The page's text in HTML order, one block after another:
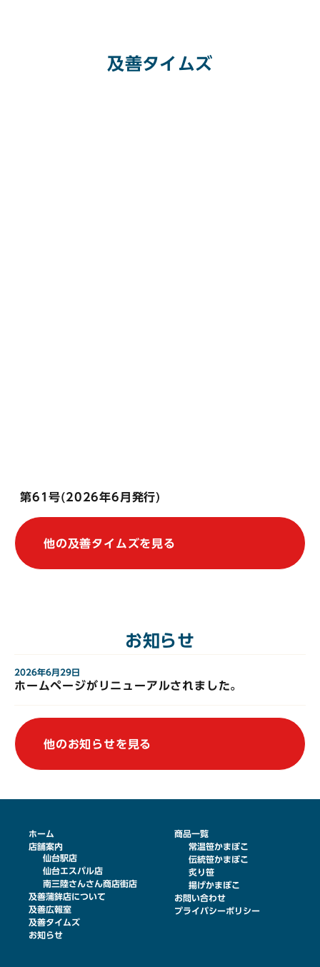
及善タイムズ
第61号(2026年6月発行)
他の及善タイムズを見る
お知らせ
2026年6月29日
ホームページがリニューアルされました。
他のお知らせを見る
ホーム
店舗案内
仙台駅店
仙台エスパル店
南三陸さんさん商店街店
及善蒲鉾店について
及善広報室
及善タイムズ
お知らせ
商品一覧
常温笹かまぼこ
伝統笹かまぼこ
炙り笹
揚げかまぼこ
お問い合わせ
プライバシーポリシー